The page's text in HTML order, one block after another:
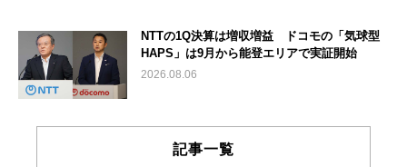
NTTの1Q決算は増収増益 ドコモの「気球型
HAPS」は9月から能登エリアで実証開始
2026.08.06
記事一覧